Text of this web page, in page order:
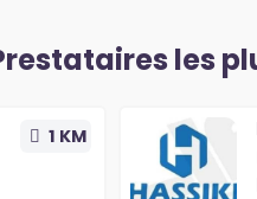
les
1 KM